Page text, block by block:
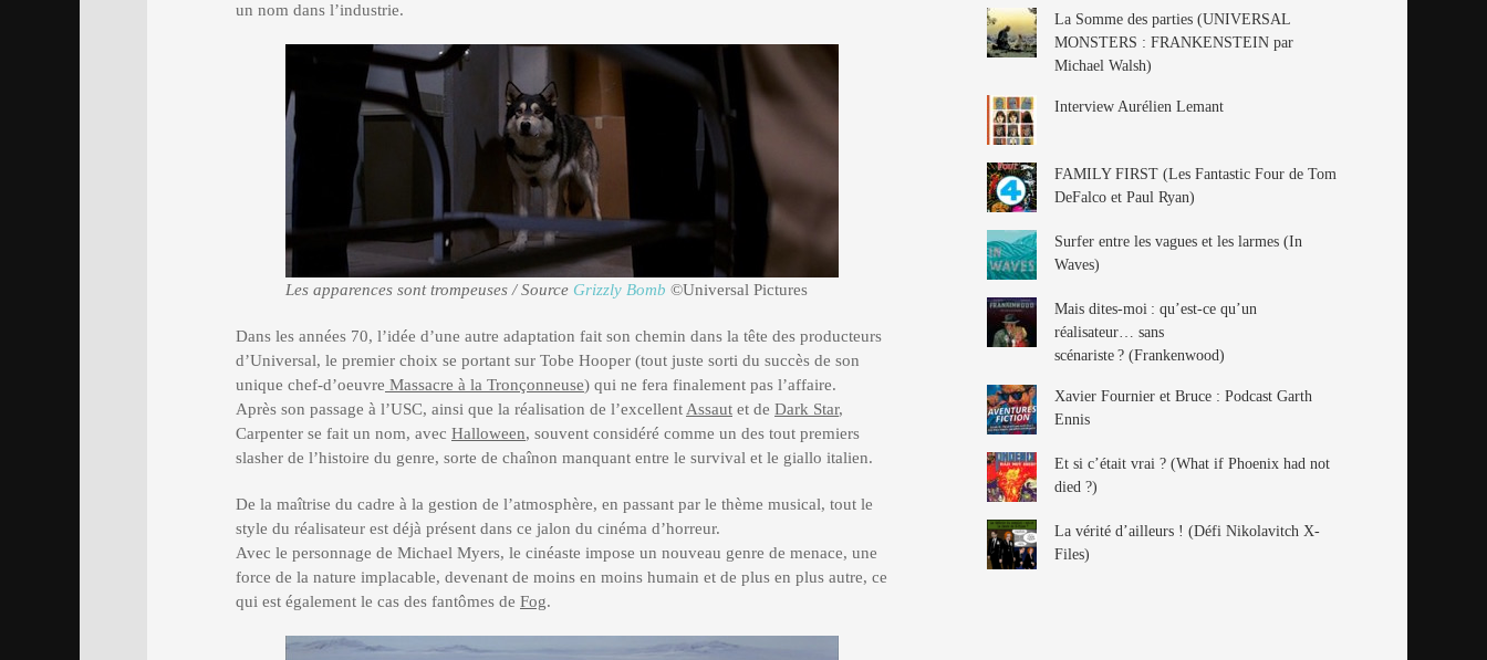
un nom dans l’industrie.
Les apparences sont trompeuses / Source Grizzly Bomb ©Universal Pictures
Dans les années 70, l’idée d’une autre adaptation fait son chemin dans la tête des producteurs
d’Universal, le premier choix se portant sur Tobe Hooper (tout juste sorti du succès de son
unique chef-d’oeuvre Massacre à la Tronçonneuse) qui ne fera finalement pas l’affaire.
Après son passage à l’USC, ainsi que la réalisation de l’excellent Assaut et de Dark Star,
Carpenter se fait un nom, avec Halloween, souvent considéré comme un des tout premiers
slasher de l’histoire du genre, sorte de chaînon manquant entre le survival et le giallo italien.
De la maîtrise du cadre à la gestion de l’atmosphère, en passant par le thème musical, tout le
style du réalisateur est déjà présent dans ce jalon du cinéma d’horreur.
Avec le personnage de Michael Myers, le cinéaste impose un nouveau genre de menace, une
force de la nature implacable, devenant de moins en moins humain et de plus en plus autre, ce
qui est également le cas des fantômes de Fog.
La Somme des parties (UNIVERSAL
MONSTERS : FRANKENSTEIN par
Michael Walsh)
Interview Aurélien Lemant
FAMILY FIRST (Les Fantastic Four de Tom
DeFalco et Paul Ryan)
Surfer entre les vagues et les larmes (In
Waves)
Mais dites-moi : qu’est-ce qu’un
réalisateur… sans
scénariste ? (Frankenwood)
Xavier Fournier et Bruce : Podcast Garth
Ennis
Et si c’était vrai ? (What if Phoenix had not
died ?)
La vérité d’ailleurs ! (Défi Nikolavitch X-
Files)